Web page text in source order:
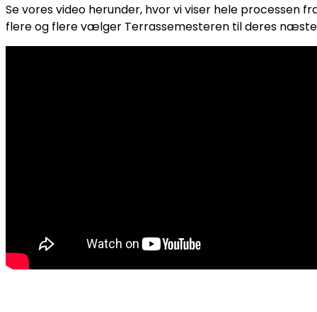
Se vores video herunder, hvor vi viser hele processen
flere og flere vælger Terrassemesteren til deres